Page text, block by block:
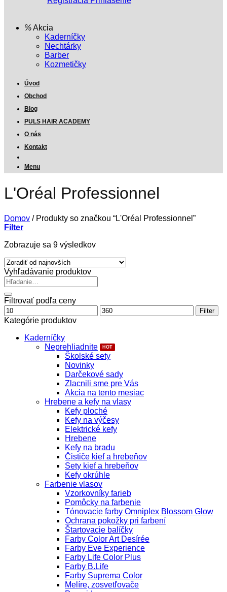
Akcia
Kaderníčky
Nechtárky
Barber
Kozmetičky
Úvod
Obchod
Blog
PULS HAIR ACADEMY
O nás
Kontakt
Menu
L'Oréal Professionnel
Domov /Produkty so značkou “L'Oréal Professionnel”
Filter
Zobrazuje sa 9 výsledkovZoradené
najnovších
Vyhľadávanie produktov
Hľadať:
Filtrovať podľa ceny
Minimálna
cena
Maximálna
cena
Filter
Kategórie produktov
Kaderníčky
Neprehliadnite
Školské sety
Novinky
Darčekové sady
Zlacnili sme pre Vás
Akcia na tento mesiac
Hrebene a kefy na vlasy
Kefy ploché
Kefy na výčesy
Elektrické kefy
Hrebene
Kefy na bradu
Čističe kief a hrebeňov
Sety kief a hrebeňov
Kefy okrúhle
Farbenie vlasov
Vzorkovníky farieb
Pomôcky na farbenie
Tónovacie farby Omniplex Blossom Glow
Ochrana pokožky pri farbení
Štartovacie balíčky
Farby Color Art Desírée
Farby Eve Experience
Farby Life Color Plus
Farby B.Life
Farby Suprema Color
Melíre, zosvetľovače